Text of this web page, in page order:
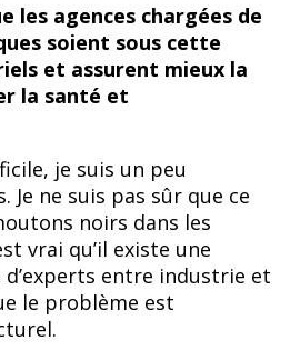
les agences chargées de
soient sous cette
et assurent mieux la
la santé et
je suis un peu
Je ne suis pas sûr que ce
noirs dans les
vrai qu’il existe une
entre industrie et
le problème est